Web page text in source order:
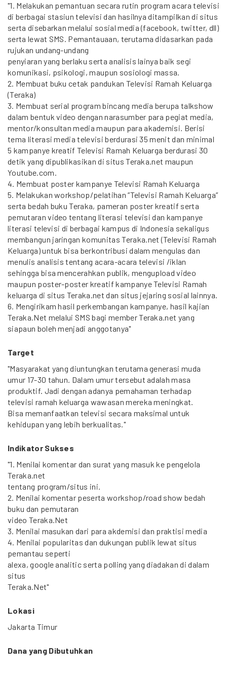
"1. Melakukan pemantuan secara rutin program acara televisi
di berbagai stasiun televisi dan hasilnya ditampilkan di situs
serta disebarkan melalui sosial media (facebook, twitter, dll)
serta lewat SMS. Pemantauaan, terutama didasarkan pada
rujukan undang-undang
penyiaran yang berlaku serta analisis lainya baik segi
komunikasi, psikologi, maupun sosiologi massa.
2. Membuat buku cetak pandukan Televisi Ramah Keluarga
(Teraka)
3. Membuat serial program bincang media berupa talkshow
dalam bentuk video dengan narasumber para pegiat media,
mentor/konsultan media maupun para akademisi. Berisi
tema literasi media televisi berdurasi 35 menit dan minimal
5 kampanye kreatif Televisi Ramah Keluarga berdurasi 30
detik yang dipublikasikan di situs Teraka.net maupun
Youtube.com.
4. Membuat poster kampanye Televisi Ramah Keluarga
5. Melakukan workshop/pelatihan ”Televisi Ramah Keluarga”
serta bedah buku Teraka, pameran poster kreatif serta
pemutaran video tentang literasi televisi dan kampanye
literasi televisi di berbagai kampus di Indonesia sekaligus
membangun jaringan komunitas Teraka.net (Televisi Ramah
Keluarga) untuk bisa berkontribusi dalam mengulas dan
menulis analisis tentang acara-acara televisi /iklan
sehingga bisa mencerahkan publik, mengupload video
maupun poster-poster kreatif kampanye Televisi Ramah
keluarga di situs Teraka.net dan situs jejaring sosial lainnya.
6. Mengirikam hasil perkembangan kampanye, hasil kajian
Teraka.Net melalui SMS bagi member Teraka.net yang
siapaun boleh menjadi anggotanya"
Target
"Masyarakat yang diuntungkan terutama generasi muda
umur 17-30 tahun. Dalam umur tersebut adalah masa
produktif. Jadi dengan adanya pemahaman terhadap
televisi ramah keluarga wawasan mereka meningkat.
Bisa memanfaatkan televisi secara maksimal untuk
kehidupan yang lebih berkualitas."
Indikator Sukses
"1. Menilai komentar dan surat yang masuk ke pengelola
Teraka.net
tentang program/situs ini.
2. Menilai komentar peserta workshop/road show bedah
buku dan pemutaran
video Teraka.Net
3. Menilai masukan dari para akdemisi dan praktisi media
4. Menilai popularitas dan dukungan publik lewat situs
pemantau seperti
alexa, google analitic serta polling yang diadakan di dalam
situs
Teraka.Net"
Lokasi
Jakarta Timur
Dana yang Dibutuhkan